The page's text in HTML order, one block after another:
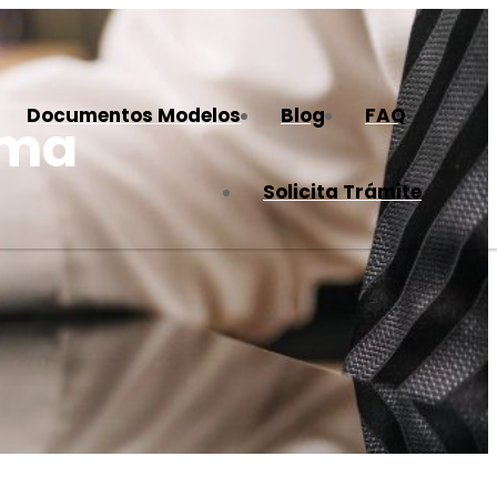
Documentos Modelos Blog FAQ
Solicita Trámite